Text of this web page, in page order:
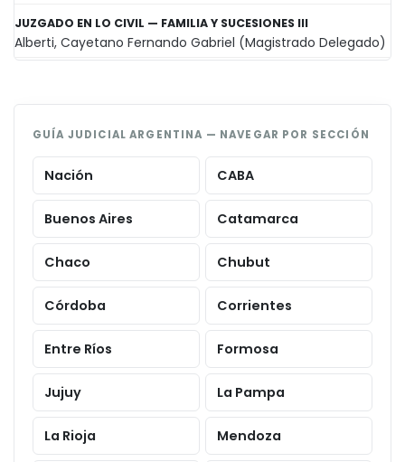
JUZGADO EN LO CIVIL — FAMILIA Y SUCESIONES III
Alberti, Cayetano Fernando Gabriel (Magistrado Delegado)
GUÍA JUDICIAL ARGENTINA — NAVEGAR POR SECCIÓN
Nación CABA
Buenos Aires Catamarca
Chaco Chubut
Córdoba Corrientes
Entre Ríos Formosa
Jujuy La Pampa
La Rioja Mendoza